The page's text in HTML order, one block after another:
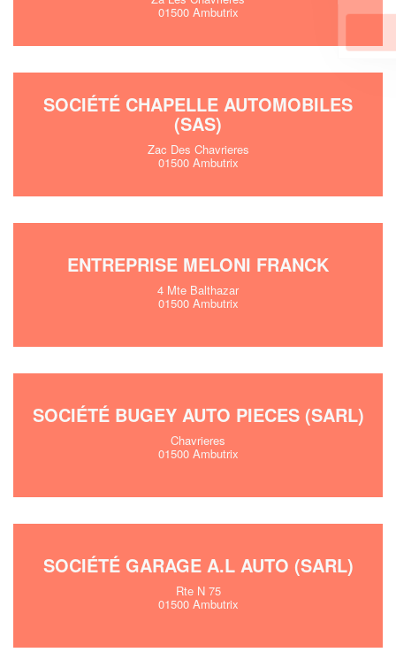
01500 Ambutrix
SOCIÉTÉ CHAPELLE AUTOMOBILES
(SAS)
Zac Des Chavrieres
01500 Ambutrix
ENTREPRISE MELONI FRANCK
4 Mte Balthazar
01500 Ambutrix
SOCIÉTÉ BUGEY AUTO PIECES (SARL)
Chavrieres
01500 Ambutrix
SOCIÉTÉ GARAGE A.L AUTO (SARL)
Rte N 75
01500 Ambutrix